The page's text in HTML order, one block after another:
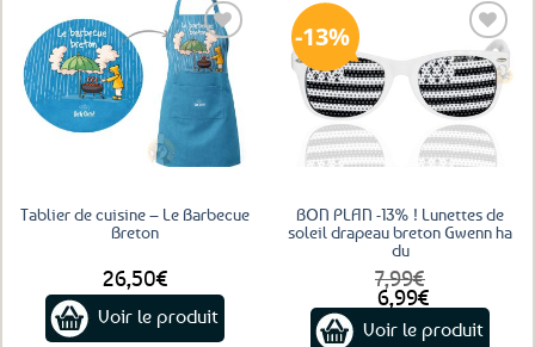
Ajouter
aux
favoris
Tablier de cuisine – Le Barbecue
Breton
26,50€
Voir le produit
13%
Ajouter
aux
favoris
BON PLAN -13% ! Lunettes de
soleil drapeau breton Gwenn ha
du
7,99€
Le
prix
initial
6,99€
Le
prix
actuel
Voir le produit